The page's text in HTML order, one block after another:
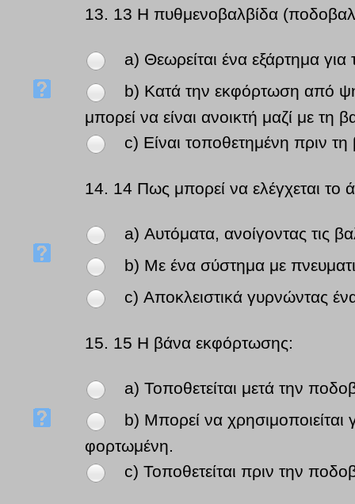
13. 13 Η πυθμενοβαλβίδα
a) Θεωρείται ένα εξάρτημα
b) Κατά την εκφόρτωση από
μπορεί να είναι ανοικτή μαζί με
c) Είναι τοποθετημένη πριν
14. 14 Πως μπορεί να ελέγχεται
a) Αυτόματα, ανοίγοντας τις
b) Με ένα σύστημα με
c) Αποκλειστικά γυρνώντας
15. 15 Η βάνα εκφόρτωσης:
a) Τοποθετείται μετά την
b) Μπορεί να χρησιμοποιείται
φορτωμένη.
c) Τοποθετείται πριν την